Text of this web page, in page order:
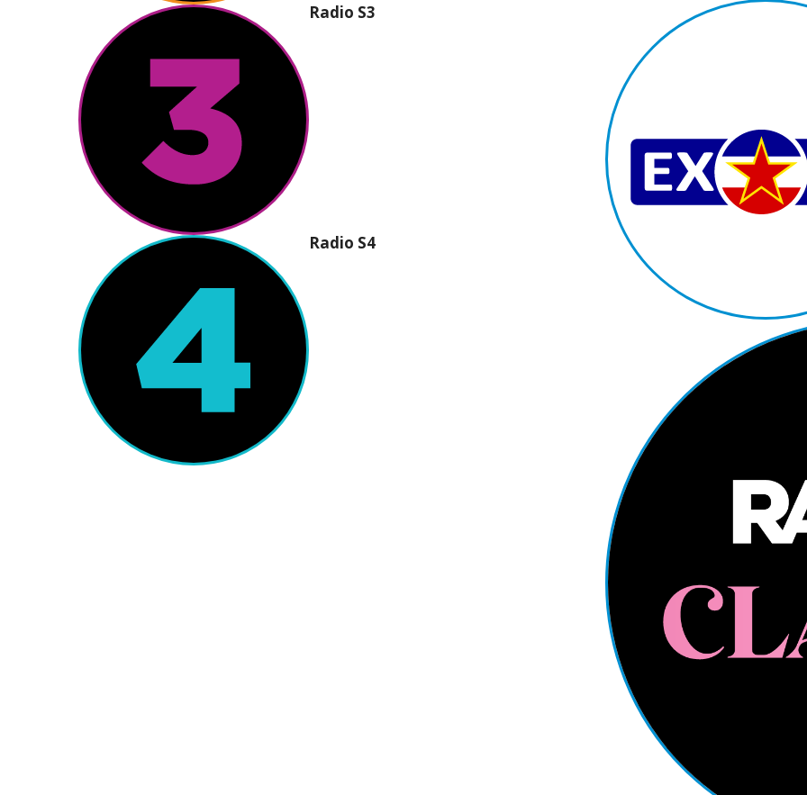
Radio S3
Radio S4